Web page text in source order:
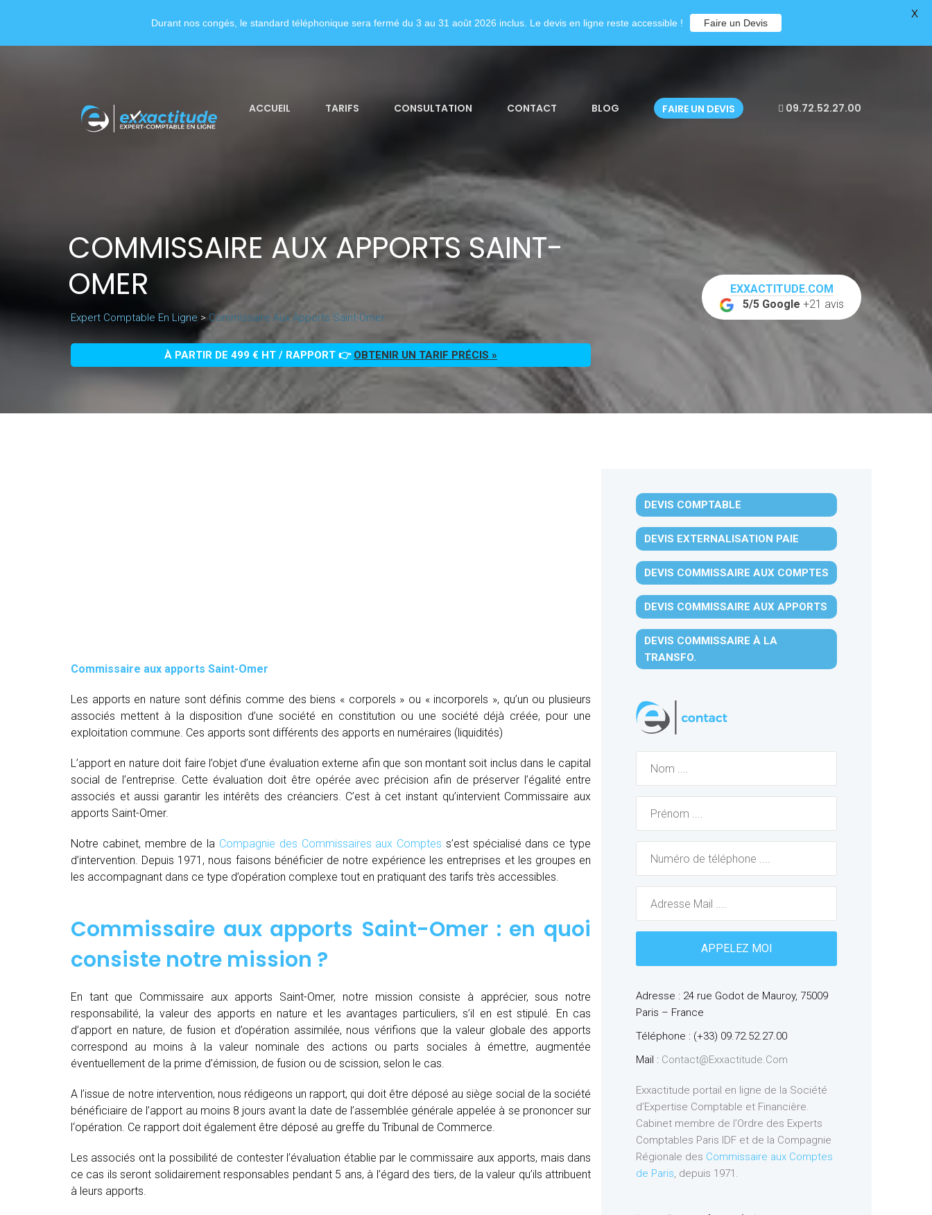
ACCUEIL TARIFS CONSULTATION CONTACT BLOG FAIRE UN DEVIS 09.72.52.27.00
COMMISSAIRE AUX APPORTS SAINT-
OMER
Expert Comptable En Ligne > Commissaire Aux Apports Saint-Omer
À PARTIR DE 499 € HT / RAPPORT 👉 OBTENIR UN TARIF PRÉCIS »
EXXACTITUDE.COM
5/5 Google +21 avis
Commissaire aux apports Saint-Omer
Les apports en nature sont définis comme des biens « corporels » ou « incorporels », qu’un ou plusieurs
associés mettent à la disposition d’une société en constitution ou une société déjà créée, pour une
exploitation commune. Ces apports sont différents des apports en numéraires (liquidités)
L’apport en nature doit faire l’objet d’une évaluation externe afin que son montant soit inclus dans le capital
social de l’entreprise. Cette évaluation doit être opérée avec précision afin de préserver l’égalité entre
associés et aussi garantir les intérêts des créanciers. C’est à cet instant qu’intervient Commissaire aux
apports Saint-Omer.
Notre cabinet, membre de la Compagnie des Commissaires aux Comptes s’est spécialisé dans ce type
d’intervention. Depuis 1971, nous faisons bénéficier de notre expérience les entreprises et les groupes en
les accompagnant dans ce type d’opération complexe tout en pratiquant des tarifs très accessibles.
Commissaire aux apports Saint-Omer : en quoi
consiste notre mission ?
En tant que Commissaire aux apports Saint-Omer, notre mission consiste à apprécier, sous notre
responsabilité, la valeur des apports en nature et les avantages particuliers, s’il en est stipulé. En cas
d’apport en nature, de fusion et d’opération assimilée, nous vérifions que la valeur globale des apports
correspond au moins à la valeur nominale des actions ou parts sociales à émettre, augmentée
éventuellement de la prime d’émission, de fusion ou de scission, selon le cas.
A l’issue de notre intervention, nous rédigeons un rapport, qui doit être déposé au siège social de la société
bénéficiaire de l’apport au moins 8 jours avant la date de l’assemblée générale appelée à se prononcer sur
l‘opération. Ce rapport doit également être déposé au greffe du Tribunal de Commerce.
Les associés ont la possibilité de contester l’évaluation établie par le commissaire aux apports, mais dans
ce cas ils seront solidairement responsables pendant 5 ans, à l’égard des tiers, de la valeur qu’ils attribuent
à leurs apports.
DEVIS COMPTABLE
DEVIS EXTERNALISATION PAIE
DEVIS COMMISSAIRE AUX COMPTES
DEVIS COMMISSAIRE AUX APPORTS
DEVIS COMMISSAIRE À LA
TRANSFO.
Adresse : 24 rue Godot de Mauroy, 75009
Paris – France
Téléphone : (+33) 09.72.52.27.00
Mail : Contact@exxactitude.com
Exxactitude portail en ligne de la Société
d’Expertise Comptable et Financière.
Cabinet membre de l’Ordre des Experts
Comptables Paris IDF et de la Compagnie
Régionale des Commissaire aux Comptes
de Paris, depuis 1971.
Durant nos congés, le standard téléphonique sera fermé du 3 au 31 août 2026 inclus. Le devis en ligne reste accessible ! Faire un Devis
X